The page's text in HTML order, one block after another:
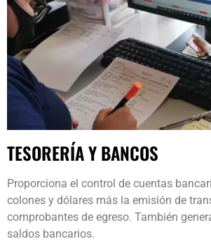
TESORERÍA Y BANCOS
Proporciona el control de cuentas
colones y dólares más la emisión de
comprobantes de egreso. También
saldos bancarios.